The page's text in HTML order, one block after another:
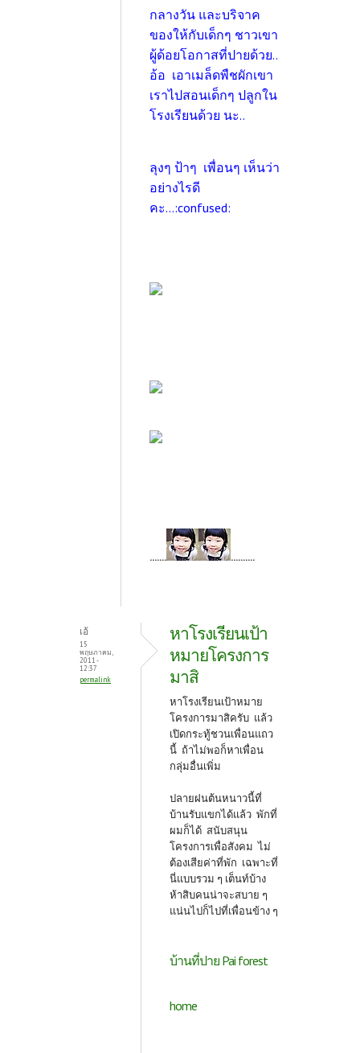
กลางวัน และบริจาค
ของให้กับเด็กๆ ชาวเขา
ผู้ด้อยโอกาสที่ปายด้วย..
อ้อ เอาเมล็ดพืชผักเขา
เราไปสอนเด็กๆ ปลูกใน
โรงเรียนด้วย นะ..
ลุงๆ ป้าๆ เพื่อนๆ เห็นว่า
อย่างไรดี
คะ...:confused:
....... ..........
เอ้
15
พฤษภาคม,
2011 -
12:37
permalink
หาโรงเรียนเป้า
หมายโครงการ
มาสิ
หาโรงเรียนเป้าหมาย
โครงการมาสิครับ แล้ว
เปิดกระทู้ชวนเพื่อนแถว
นี้ ถ้าไม่พอก็หาเพื่อน
กลุ่มอื่นเพิ่ม
ปลายฝนต้นหนาวนี้ที่
บ้านรับแขกได้แล้ว พักที่
ผมก็ได้ สนับสนุน
โครงการเพื่อสังคม ไม่
ต้องเสียค่าที่พัก เฉพาะที่
นี่แบบรวม ๆ เต็นท์บ้าง
ห้าสิบคนน่าจะสบาย ๆ
แน่นไปก็ไปที่เพื่อนข้าง ๆ
บ้านที่ปาย Pai forest
home